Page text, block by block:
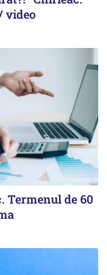
video
Termenul de 60